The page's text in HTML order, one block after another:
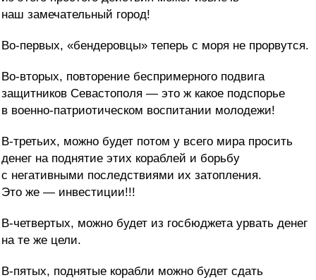
наш замечательный город!
Во-первых, «бендеровцы» теперь с моря не прорвутся.
Во-вторых, повторение беспримерного подвига
защитников Севастополя — это ж какое подспорье
в военно-патриотическом воспитании молодежи!
В-третьих, можно будет потом у всего мира просить
денег на поднятие этих кораблей и борьбу
с негативными последствиями их затопления.
Это же — инвестиции!!!
В-четвертых, можно будет из госбюджета урвать денег
на те же цели.
В-пятых, поднятые корабли можно будет сдать